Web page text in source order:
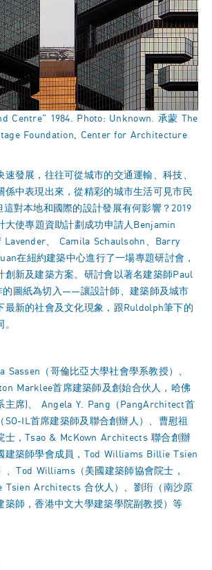
Centre" 1984. Photo: Unknown. 承蒙 The
Foundation, Center for Architecture
速發展，往往可從城市的交通運輸、科技、
係中表現出來，從精彩的城市生活可見市民
對本地和國際的設計發展有何影響？2019
大使專題資助計劃成功申請人Benjamin
Lavender、 Camila Schaulsohn、Barry
在紐約建築中心進行了一場專題研討會，
創新及建築方案。研討會以著名建築師Paul
的圖紙為切入——讓設計師、建築師及城市
最新的社會及文化現象，跟Ruldolph筆下的
Sassen（哥倫比亞大學社會學系教授）、
Marklee首席建築師及創始合伙人，哈佛
主席)、 Angela Y. Pang（PangArchitect首
SO-IL首席建築師及聯合創辦人）、曹慰祖
士，Tsao & McKown Architects 聯合創辦
建築師學會成員，Tod Williams Billie Tsien
Tod Williams（美國建築師協會院士，
Architects 合伙人）、劉珩（南沙原
築師，香港中文大學建築學院副教授）等